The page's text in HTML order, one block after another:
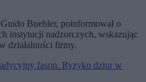
Buehler, poinformował o
instytucji nadzorczych, wskazując
działalności firmy.
fason. Ryzyko dziur w